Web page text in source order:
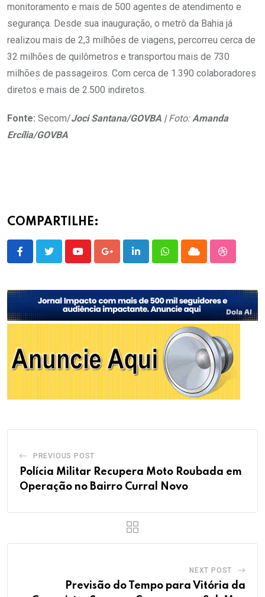
monitoramento e mais de 500 agentes de atendimento e
segurança. Desde sua inauguração, o metrô da Bahia já
realizou mais de 2,3 milhões de viagens, percorreu cerca de
32 milhões de quilômetros e transportou mais de 730
milhões de passageiros. Com cerca de 1.390 colaboradores
diretos e mais de 2.500 indiretos.
Fonte: Secom/Joci Santana/GOVBA |Foto:Amanda
Ercília/GOVBA
COMPARTILHE:
YoutubeGoogle+LinkedInWhatsappCloud
PREVIOUS POST
Polícia Militar Recupera Moto Roubada em
Operação no Bairro Curral Novo
NEXT POST
Previsão do Tempo para Vitória da